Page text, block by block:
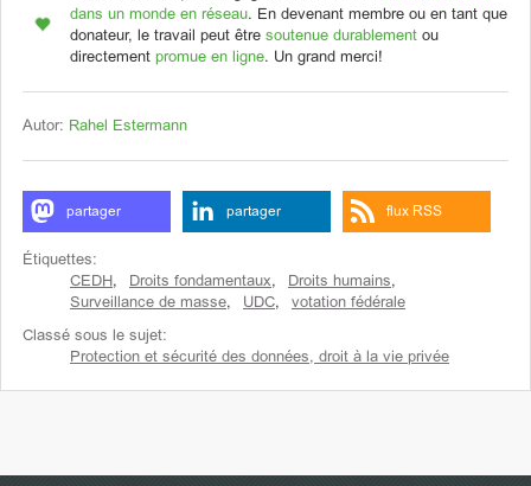
dans un monde en réseau. En devenant membre ou en tant que
donateur, le travail peut être soutenue durablement ou
directement promue en ligne. Un grand merci!
Autor: Rahel Estermann
partager partager flux RSS
Étiquettes:
CEDH , Droits fondamentaux, Droits humains,
Surveillance de masse, UDC, votation fédérale
Classé sous le sujet:
Protection et sécurité des données, droit à la vie privée